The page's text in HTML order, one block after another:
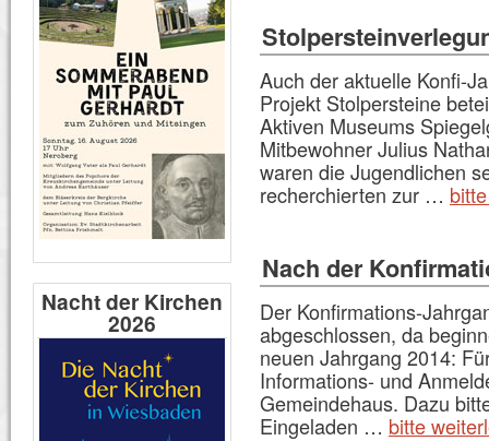
Auch der aktuelle Konfi-
Projekt Stolpersteine
Aktiven Museums
Mitbewohner Julius
waren die Jugendlichen
recherchierten zur …
Nach der
Der Konfirmations-
abgeschlossen, da
neuen Jahrgang 2014:
Informations- und
Gemeindehaus. Dazu
Eingeladen … bitte
Nacht der Kirchen
2026